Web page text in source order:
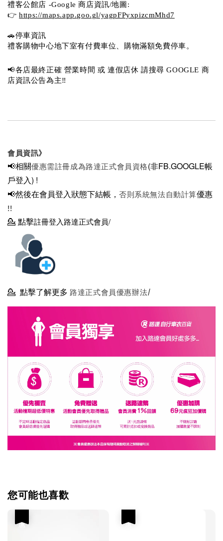
禮客公館店 -Google 商店資訊/地圖:
👉 https://maps.app.goo.gl/yagpFPyxpizcmMhd7
🚗停車資訊
禮客購物中心地下室有付費車位、購物滿額免費停車。
📢各店最終正確 營業時間 或 連假店休 請搜尋 GOOGLE 商
店資訊公告為主‼️
會員資訊》
📢相關優惠需註冊成為路達正式會員資格(非FB.GOOGLE帳
戶登入) !
📢然後在會員登入狀態下結帳， 否則系統無法自動計算優惠
!!
💁 點擊註冊登入路達正式會員/
💁 點擊了解更多 路達正式會員優惠辦法/
您可能也喜歡